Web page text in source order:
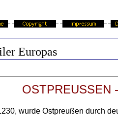
Europas
OSTPREUSSEN
wurde Ostpreußen durch